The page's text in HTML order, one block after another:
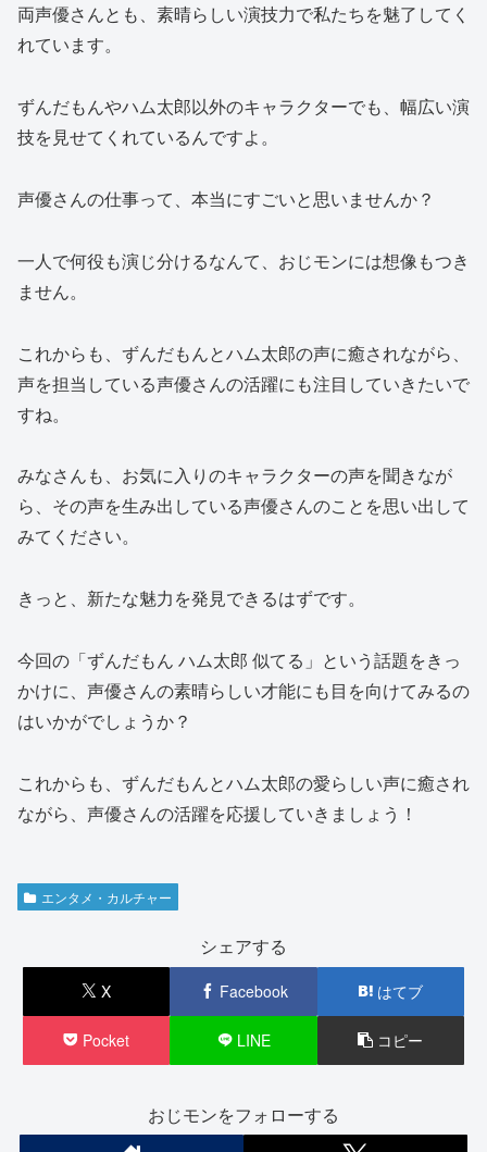
両声優さんとも、素晴らしい演技力で私たちを魅了してく
れています。
ずんだもんやハム太郎以外のキャラクターでも、幅広い演
技を見せてくれているんですよ。
声優さんの仕事って、本当にすごいと思いませんか？
一人で何役も演じ分けるなんて、おじモンには想像もつき
ません。
これからも、ずんだもんとハム太郎の声に癒されながら、
声を担当している声優さんの活躍にも注目していきたいで
すね。
みなさんも、お気に入りのキャラクターの声を聞きなが
ら、その声を生み出している声優さんのことを思い出して
みてください。
きっと、新たな魅力を発見できるはずです。
今回の「ずんだもん ハム太郎 似てる」という話題をきっ
かけに、声優さんの素晴らしい才能にも目を向けてみるの
はいかがでしょうか？
これからも、ずんだもんとハム太郎の愛らしい声に癒され
ながら、声優さんの活躍を応援していきましょう！
エンタメ・カルチャー
シェアする
X Facebook はてブ
Pocket LINE コピー
おじモンをフォローする